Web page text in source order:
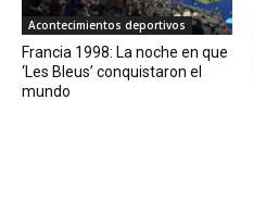
Acontecimientos deportivos
Francia 1998: La noche en que
‘Les Bleus’ conquistaron el
mundo